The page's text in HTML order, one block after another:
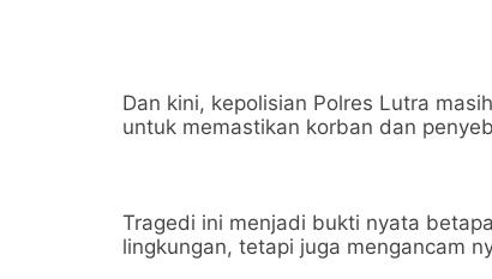
Dan kini, kepolisian Polres Lutra
untuk memastikan korban dan
Tragedi ini menjadi bukti nyata
lingkungan, tetapi juga mengancam